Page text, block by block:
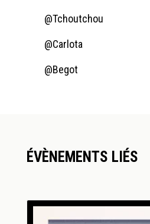
@Tchoutchou
@Carlota
@Begot
ÉVÈNEMENTS LIÉS